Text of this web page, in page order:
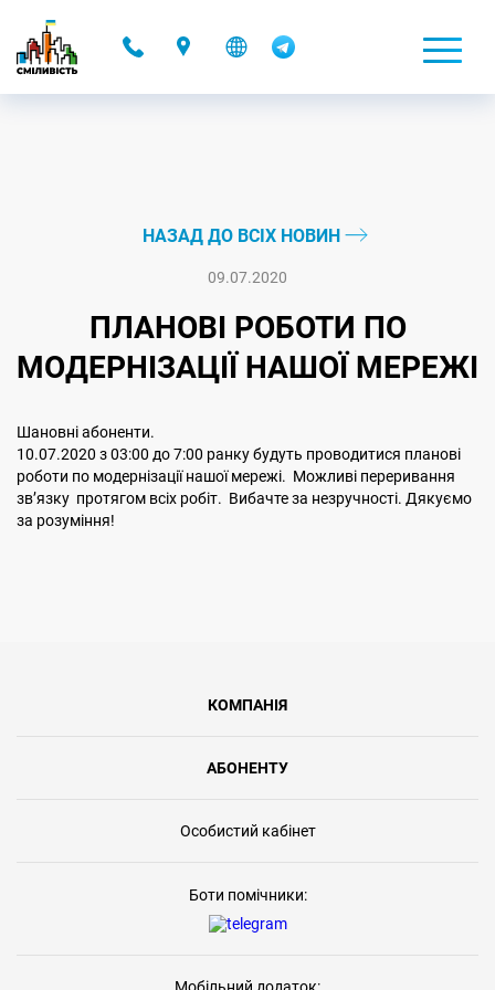
НАЗАД ДО ВСІХ НОВИН
09.07.2020
ПЛАНОВІ РОБОТИ ПО
МОДЕРНІЗАЦІЇ НАШОЇ МЕРЕЖІ
Шановні абоненти.
10.07.2020 з 03:00 до 7:00 ранку будуть проводитися планові
роботи по модернізації нашої мережі. Можливі переривання
звʼязку протягом всіх робіт. Вибачте за незручності. Дякуємо
за розуміння!
КОМПАНІЯ
АБОНЕНТУ
Особистий кабінет
Боти помічники: